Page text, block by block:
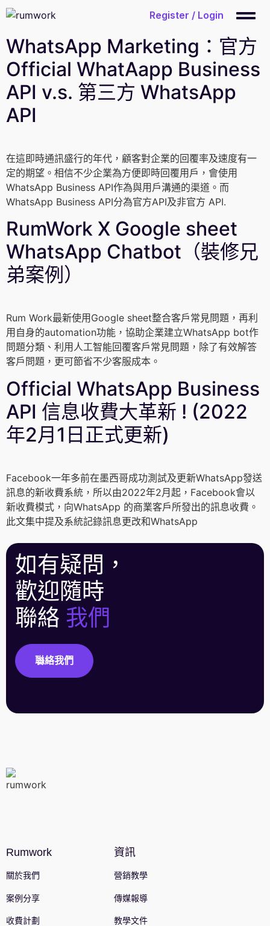
Register / Login
WhatsApp Marketing：官方
Official WhatAapp Business
API v.s. 第三方 WhatsApp
API
在這即時通訊盛行的年代，顧客對企業的回覆率及速度有一
定的期望。相信不少企業為方便即時回覆用戶，會使用
WhatsApp Business API作為與用戶溝通的渠道。而
WhatsApp Business API分為官方API及非官方 API.
RumWork X Google sheet
WhatsApp Chatbot（裝修兄
弟案例）
Rum Work最新使用Google sheet整合客戶常見問題，再利
用自身的automation功能，協助企業建立WhatsApp bot作
問題分類、利用人工智能回覆客戶常見問題，除了有效解答
客戶問題，更可節省不少客服成本。
Official WhatsApp Business
API 信息收費大革新 ! (2022
年2月1日正式更新)
Facebook一年多前在墨西哥成功測試及更新WhatsApp發送
訊息的新收費系統，所以由2022年2月起，Facebook會以
新收費模式，向WhatsApp 的商業客戶所發出的訊息收費。
此文集中提及系統記錄訊息更改和WhatsApp
如有疑問，
歡迎隨時
聯絡 我們
䏈絡我們
Rumwork
關於我們
案例分享
收費計劃
資訊
營銷教學
傳媒報導
教學文件
WhatsApp Solution Provider, support TVP funding.